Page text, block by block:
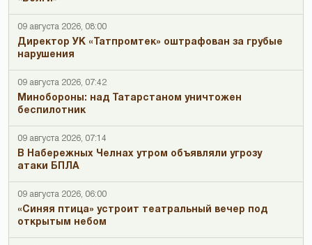
09 августа 2026, 08:00
Директор УК «Татпромтек» оштрафован за грубые
нарушения
09 августа 2026, 07:42
Минобороны: над Татарстаном уничтожен
беспилотник
09 августа 2026, 07:14
В Набережных Челнах утром объявляли угрозу
атаки БПЛА
09 августа 2026, 06:00
«Синяя птица» устроит театральный вечер под
открытым небом